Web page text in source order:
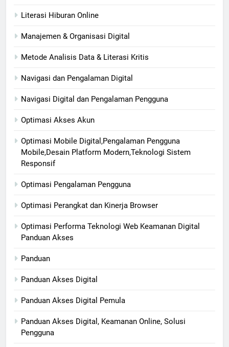
Literasi Hiburan Online
Manajemen & Organisasi Digital
Metode Analisis Data & Literasi Kritis
Navigasi dan Pengalaman Digital
Navigasi Digital dan Pengalaman Pengguna
Optimasi Akses Akun
Optimasi Mobile Digital,Pengalaman Pengguna
Mobile,Desain Platform Modern,Teknologi Sistem
Responsif
Optimasi Pengalaman Pengguna
Optimasi Perangkat dan Kinerja Browser
Optimasi Performa Teknologi Web Keamanan Digital
Panduan Akses
Panduan
Panduan Akses Digital
Panduan Akses Digital Pemula
Panduan Akses Digital, Keamanan Online, Solusi
Pengguna